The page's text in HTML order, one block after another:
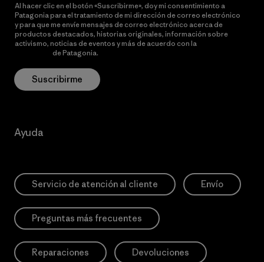
Al hacer clic en el botón «Suscribirme», doy mi consentimiento a
Patagonia para el tratamiento de mi dirección de correo electrónico
y para que me envíe mensajes de correo electrónico acerca de
productos destacados, historias originales, información sobre
activismo, noticias de eventos y más de acuerdo con la
de Patagonia.
Suscribirme
Ayuda
Servicio de atención al cliente Envío
Preguntas más frecuentes
Reparaciones Devoluciones